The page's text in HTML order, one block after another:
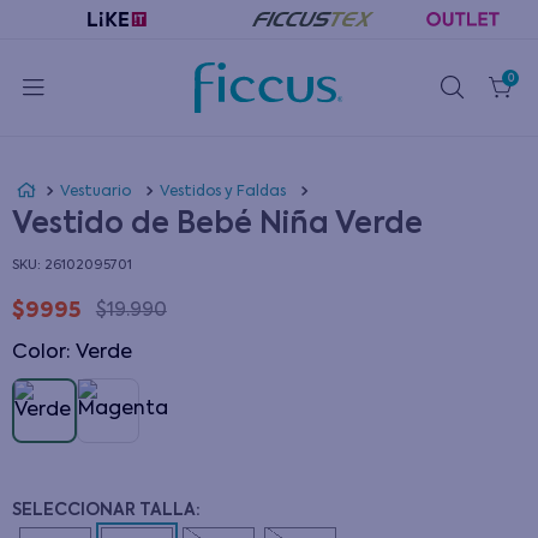
0
Vestuario Vestidos y Faldas
Vestido de Bebé Niña Verde
: 26102095701
$9995 $19.990
Color: verde